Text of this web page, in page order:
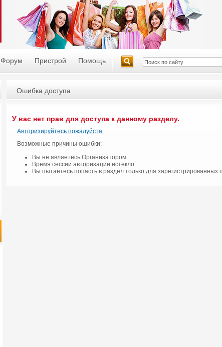
Форум Пристрой Помощь
Ошибка доступа
У вас нет прав для доступа к данному разделу.
Авторизируйтесь пожалуйста.
Возможные причины ошибки:
Вы не являетесь Организатором
Время сессии авторизации истекло
Вы пытаетесь попасть в раздел только для зарегистрированных